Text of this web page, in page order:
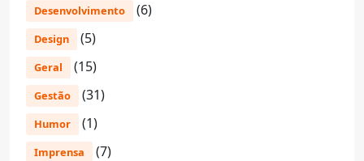
Desenvolvimento (6)
Design (5)
Geral (15)
Gestão (31)
Humor (1)
Imprensa (7)